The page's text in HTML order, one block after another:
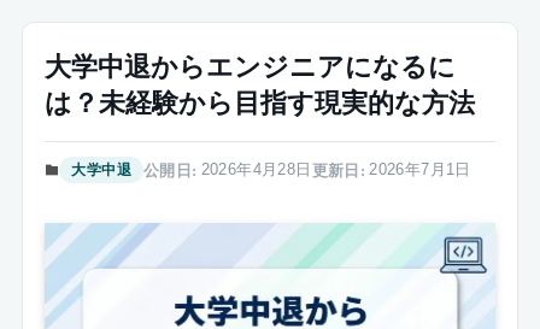
大学中退からエンジニアになるに
は？未経験から目指す現実的な方法
大学中退 2026年4月28日 2026年7月1日